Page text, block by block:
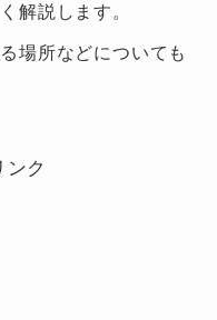
解説します。
場所などについても
ンク